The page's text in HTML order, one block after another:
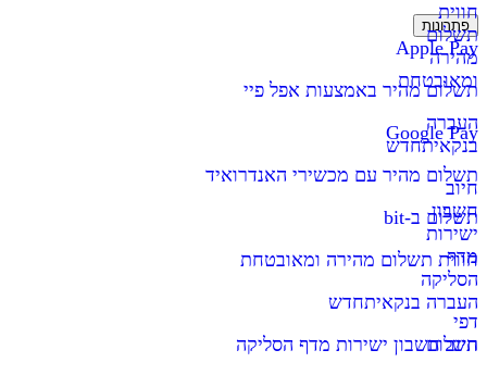
חווית
תשלום
מהירה
ומאובטחת
העברה
בנקאיתחדש
חיוב
חשבון
ישירות
מדף
הסליקה
דפי
תשלום
פתרונות
Apple Pay
תשלום מהיר באמצעות אפל פיי
Google Pay
תשלום מהיר עם מכשירי האנדרואיד
תשלום ב-bit
חווית תשלום מהירה ומאובטחת
העברה בנקאיתחדש
חיוב חשבון ישירות מדף הסליקה